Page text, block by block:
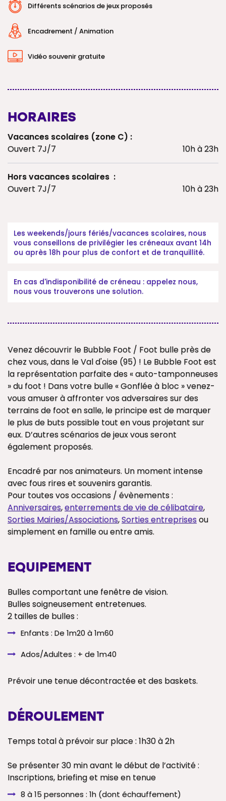
Différents scénarios de jeux proposés
Encadrement / Animation
Vidéo souvenir gratuite
HORAIRES
Vacances scolaires (zone C) :
Ouvert 7J/7
10h à 23h
Hors vacances scolaires :
Ouvert 7J/7
10h à 23h
Les weekends/jours fériés/vacances scolaires, nous
vous conseillons de privilégier les créneaux avant 14h
ou après 18h pour plus de confort et de tranquillité.
En cas d'indisponibilité de créneau : appelez nous,
nous vous trouverons une solution.
Venez découvrir le Bubble Foot / Foot bulle près de
chez vous, dans le Val d'oise (95) ! Le Bubble Foot est
la représentation parfaite des « auto-tamponneuses
» du foot ! Dans votre bulle « Gonflée à bloc » venez-
vous amuser à affronter vos adversaires sur des
terrains de foot en salle, le principe est de marquer
le plus de buts possible tout en vous projetant sur
eux. D’autres scénarios de jeux vous seront
également proposés.
Encadré par nos animateurs. Un moment intense
avec fous rires et souvenirs garantis.
Pour toutes vos occasions / évènements :
Anniversaires,enterrements de vie de célibataire,
Sorties Mairies/Associations,Sorties entreprisesou
simplement en famille ou entre amis.
EQUIPEMENT
Bulles comportant une fenêtre de vision.
Bulles soigneusement entretenues.
2 tailles de bulles :
Enfants : De 1m20 à 1m60
Ados/Adultes : + de 1m40
Prévoir une tenue décontractée et des baskets.
DÉROULEMENT
Temps total à prévoir sur place : 1h30 à 2h
Se présenter 30 min avant le début de l’activité :
Inscriptions, briefing et mise en tenue
8 à 15 personnes : 1h (dont échauffement)